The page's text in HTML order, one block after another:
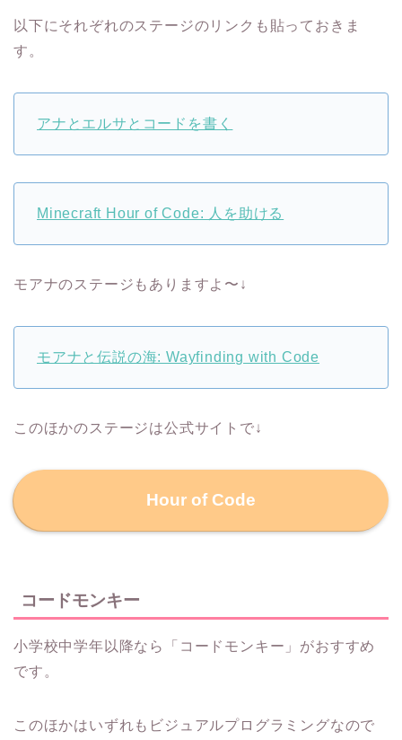
以下にそれぞれのステージのリンクも貼っておきま
す。
アナとエルサとコードを書く
Minecraft Hour of Code: 人を助ける
モアナのステージもありますよ〜↓
モアナと伝説の海: Wayfinding with Code
このほかのステージは公式サイトで↓
Hour of Code
コードモンキー
小学校中学年以降なら「コードモンキー」がおすすめ
です。
このほかはいずれもビジュアルプログラミングなので